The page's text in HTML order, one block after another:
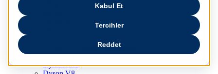
Dyson V15 Detect Submarine
Dyson Airstrait
Dyson V12